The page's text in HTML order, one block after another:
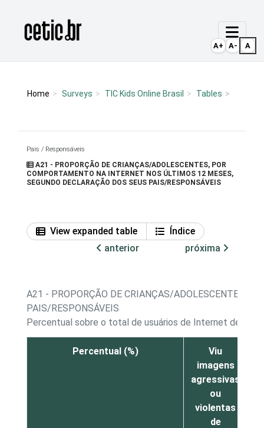
Página inicial
Home Surveys TIC Kids Online Brasil Tables
Pais / Responsáveis
A21 - PROPORÇÃO DE CRIANÇAS/ADOLESCENTES, POR
COMPORTAMENTO NA INTERNET NOS ÚLTIMOS 12 MESES,
SEGUNDO DECLARAÇÃO DOS SEUS PAIS/RESPONSÁVEIS
View expanded table
Índice
anterior
próxima
A21 - PROPORÇÃO DE CRIANÇAS/ADOLESCENTES,
PAIS/RESPONSÁVEIS
Percentual sobre o total de usuários de Internet de 9 a
Percentual (%)
Viu
imagens
agressivas
ou
violentas
de
A+ A- A